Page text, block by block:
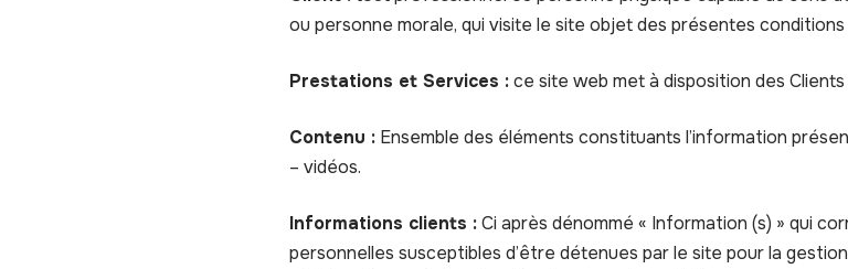
ou personne morale, qui visite le site objet des présentes conditions
Prestations et Services :ce site web met à disposition des Clients
Contenu : Ensemble des éléments constituants l’information
– vidéos.
Informations clients :Ci après dénommé « Information (s) » qui
personnelles susceptibles d’être détenues par le site pour la